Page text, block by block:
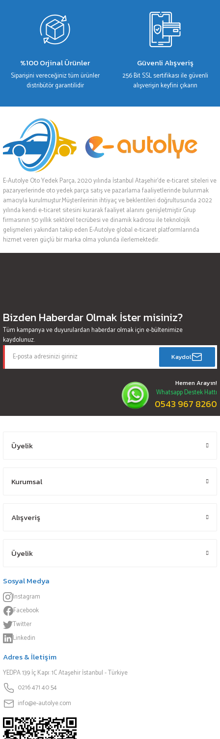
%100 Orjinal Ürünler
Siparişini vereceğiniz tüm ürünler
distribütör garantilidir
Güvenli Alışveriş
256 Bit SSL sertifikası ile güvenli
alışverişin keyfini çıkarın
E-Autolye Oto Yedek Parça, 2020 yılında İstanbul Ataşehir’de e-ticaret siteleri ve
pazaryerlerinde oto yedek parça satış ve pazarlama faaliyetlerinde bulunmak
amacıyla kurulmuştur.Müşterilerinin ihtiyaç ve beklentileri doğrultusunda 2022
yılında kendi e-ticaret sitesini kurarak faaliyet alanını genişletmiştir.Grup
firmasının 50 yıllık sektörel tecrübesi ve dinamik kadrosu ile teknolojik
gelişmeleri yakından takip eden E-Autolye global e-ticaret platformlarında
hizmet veren güçlü bir marka olma yolunda ilerlemektedir.
Bizden Haberdar Olmak İster misiniz?
Tüm kampanya ve duyurulardan haberdar olmak için e-bültenimize
kaydolunuz.
Kaydol
Hemen Arayın!
Whatsapp Destek Hattı
0543 967 8260
Üyelik
Kurumsal
Alışveriş
Üyelik
Sosyal Medya
Instagram
Facebook
Twitter
Linkedin
Adres & İletişim
YEDPA 139 İç Kapı: 1C Ataşehir İstanbul - Türkiye
0216 471 40 54
info@e-autolye.com